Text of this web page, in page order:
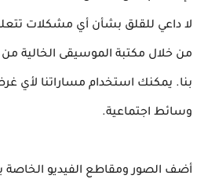
لا داعي للقلق بشأن أي مشكلات
من خلال مكتبة الموسيقى الخالية
بنا. يمكنك استخدام مساراتنا لأي
وسائط اجتماعية.
أضف الصور ومقاطع الفيديو الخاصة